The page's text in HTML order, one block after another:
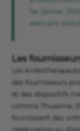
1er janvier
exerçant
Les
Les
des fournisseurs
et des dispositifs
comme Thuasme,
fournissent des